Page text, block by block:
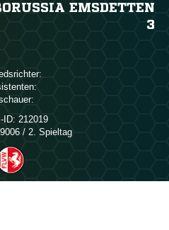
EMSDETTEN
3
ID: 212019
/ 2. Spieltag